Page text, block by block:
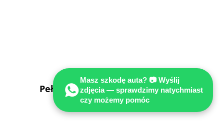
Pełne odszkodowanie w EURO w
Niemczech z OC sprawcy!
Masz szkodę auta? 📷 Wyślij
zdjęcia — sprawdzimy natychmiast
czy możemy pomóc